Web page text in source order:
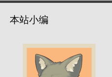
本站小编